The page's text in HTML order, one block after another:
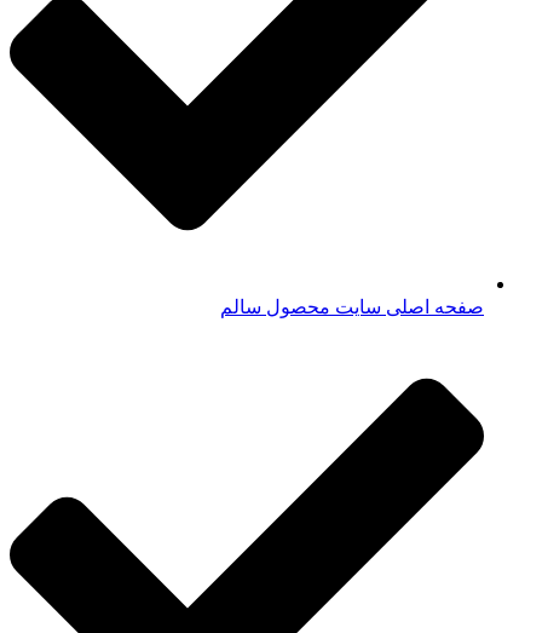
صفحه اصلی سایت محصول سالم